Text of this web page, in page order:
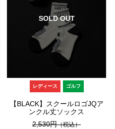
SOLD OUT
レディース ゴルフ
【BLACK】スクールロゴJQア
ンクル丈ソックス
2,530円（税込）